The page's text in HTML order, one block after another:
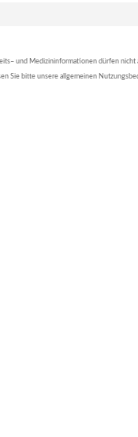
und Medizininformationen dürfen nicht
Sie bitte unsere allgemeinen